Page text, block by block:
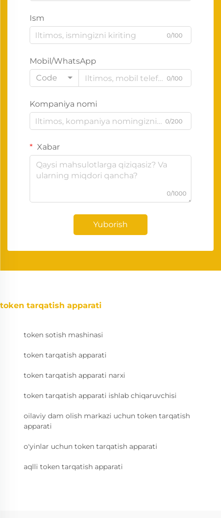
Ism
0/100
Mobil/WhatsApp
Code
0/100
Kompaniya nomi
0/200
Xabar
0/1000
Yuborish
token tarqatish apparati
token sotish mashinasi
token tarqatish apparati
token tarqatish apparati narxi
token tarqatish apparati ishlab chiqaruvchisi
oilaviy dam olish markazi uchun token tarqatish
apparati
o'yinlar uchun token tarqatish apparati
aqlli token tarqatish apparati